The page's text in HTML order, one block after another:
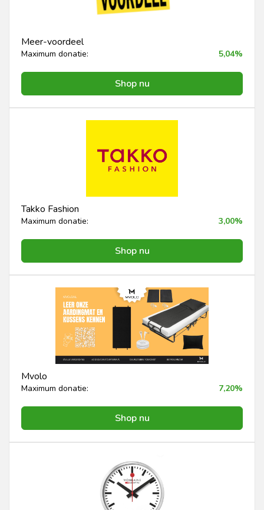
Meer-voordeel
Maximum donatie: 5,04%
Shop nu
Takko Fashion
Maximum donatie: 3,00%
Shop nu
Mvolo
Maximum donatie: 7,20%
Shop nu